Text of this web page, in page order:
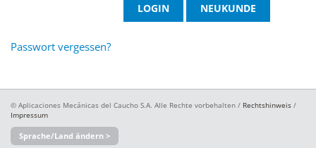
Passwort vergessen?
© Aplicaciones Mecánicas del Caucho S.A. Alle Rechte vorbehalten / Rechtshinweis /
Impressum
Sprache/Land ändern >